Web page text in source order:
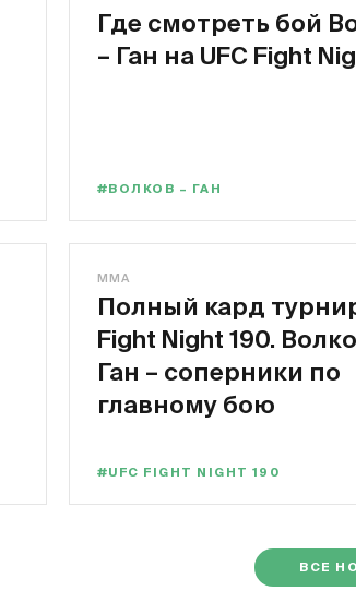
Где смотреть бой
– Ган на UFC Fight
#ВОЛКОВ – ГАН
MMA
Полный кард
Fight Night 190.
Ган – соперники по
главному бою
#UFC FIGHT NIGHT 190
ВСЕ